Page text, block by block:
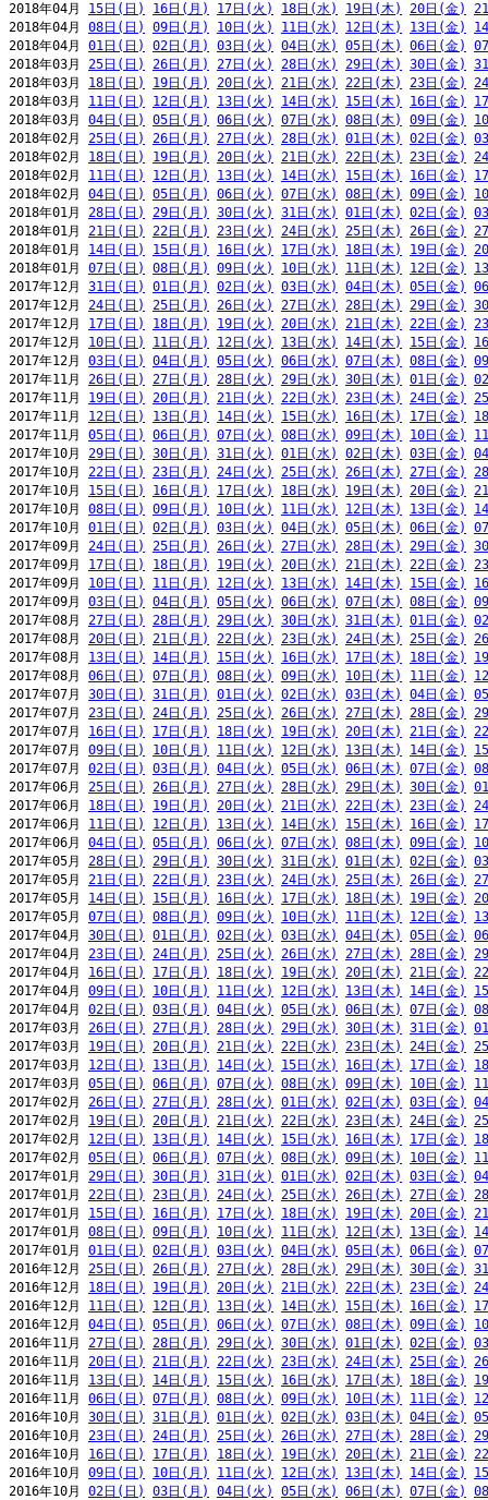
2018年04月 15日(日) 16日(月) 17日(火) 18日(水) 19日(木) 20日(金)
2018年04月 08日(日) 09日(月) 10日(火) 11日(水) 12日(木) 13日(金)
2018年04月 01日(日) 02日(月) 03日(火) 04日(水) 05日(木) 06日(金)
2018年03月 25日(日) 26日(月) 27日(火) 28日(水) 29日(木) 30日(金)
2018年03月 18日(日) 19日(月) 20日(火) 21日(水) 22日(木) 23日(金)
2018年03月 11日(日) 12日(月) 13日(火) 14日(水) 15日(木) 16日(金)
2018年03月 04日(日) 05日(月) 06日(火) 07日(水) 08日(木) 09日(金)
2018年02月 25日(日) 26日(月) 27日(火) 28日(水) 01日(木) 02日(金)
2018年02月 18日(日) 19日(月) 20日(火) 21日(水) 22日(木) 23日(金)
2018年02月 11日(日) 12日(月) 13日(火) 14日(水) 15日(木) 16日(金)
2018年02月 04日(日) 05日(月) 06日(火) 07日(水) 08日(木) 09日(金)
2018年01月 28日(日) 29日(月) 30日(火) 31日(水) 01日(木) 02日(金)
2018年01月 21日(日) 22日(月) 23日(火) 24日(水) 25日(木) 26日(金)
2018年01月 14日(日) 15日(月) 16日(火) 17日(水) 18日(木) 19日(金)
2018年01月 07日(日) 08日(月) 09日(火) 10日(水) 11日(木) 12日(金)
2017年12月 31日(日) 01日(月) 02日(火) 03日(水) 04日(木) 05日(金)
2017年12月 24日(日) 25日(月) 26日(火) 27日(水) 28日(木) 29日(金)
2017年12月 17日(日) 18日(月) 19日(火) 20日(水) 21日(木) 22日(金)
2017年12月 10日(日) 11日(月) 12日(火) 13日(水) 14日(木) 15日(金)
2017年12月 03日(日) 04日(月) 05日(火) 06日(水) 07日(木) 08日(金)
2017年11月 26日(日) 27日(月) 28日(火) 29日(水) 30日(木) 01日(金)
2017年11月 19日(日) 20日(月) 21日(火) 22日(水) 23日(木) 24日(金)
2017年11月 12日(日) 13日(月) 14日(火) 15日(水) 16日(木) 17日(金)
2017年11月 05日(日) 06日(月) 07日(火) 08日(水) 09日(木) 10日(金)
2017年10月 29日(日) 30日(月) 31日(火) 01日(水) 02日(木) 03日(金)
2017年10月 22日(日) 23日(月) 24日(火) 25日(水) 26日(木) 27日(金)
2017年10月 15日(日) 16日(月) 17日(火) 18日(水) 19日(木) 20日(金)
2017年10月 08日(日) 09日(月) 10日(火) 11日(水) 12日(木) 13日(金)
2017年10月 01日(日) 02日(月) 03日(火) 04日(水) 05日(木) 06日(金)
2017年09月 24日(日) 25日(月) 26日(火) 27日(水) 28日(木) 29日(金)
2017年09月 17日(日) 18日(月) 19日(火) 20日(水) 21日(木) 22日(金)
2017年09月 10日(日) 11日(月) 12日(火) 13日(水) 14日(木) 15日(金)
2017年09月 03日(日) 04日(月) 05日(火) 06日(水) 07日(木) 08日(金)
2017年08月 27日(日) 28日(月) 29日(火) 30日(水) 31日(木) 01日(金)
2017年08月 20日(日) 21日(月) 22日(火) 23日(水) 24日(木) 25日(金)
2017年08月 13日(日) 14日(月) 15日(火) 16日(水) 17日(木) 18日(金)
2017年08月 06日(日) 07日(月) 08日(火) 09日(水) 10日(木) 11日(金)
2017年07月 30日(日) 31日(月) 01日(火) 02日(水) 03日(木) 04日(金)
2017年07月 23日(日) 24日(月) 25日(火) 26日(水) 27日(木) 28日(金)
2017年07月 16日(日) 17日(月) 18日(火) 19日(水) 20日(木) 21日(金)
2017年07月 09日(日) 10日(月) 11日(火) 12日(水) 13日(木) 14日(金)
2017年07月 02日(日) 03日(月) 04日(火) 05日(水) 06日(木) 07日(金)
2017年06月 25日(日) 26日(月) 27日(火) 28日(水) 29日(木) 30日(金)
2017年06月 18日(日) 19日(月) 20日(火) 21日(水) 22日(木) 23日(金)
2017年06月 11日(日) 12日(月) 13日(火) 14日(水) 15日(木) 16日(金)
2017年06月 04日(日) 05日(月) 06日(火) 07日(水) 08日(木) 09日(金)
2017年05月 28日(日) 29日(月) 30日(火) 31日(水) 01日(木) 02日(金)
2017年05月 21日(日) 22日(月) 23日(火) 24日(水) 25日(木) 26日(金)
2017年05月 14日(日) 15日(月) 16日(火) 17日(水) 18日(木) 19日(金)
2017年05月 07日(日) 08日(月) 09日(火) 10日(水) 11日(木) 12日(金)
2017年04月 30日(日) 01日(月) 02日(火) 03日(水) 04日(木) 05日(金)
2017年04月 23日(日) 24日(月) 25日(火) 26日(水) 27日(木) 28日(金)
2017年04月 16日(日) 17日(月) 18日(火) 19日(水) 20日(木) 21日(金)
2017年04月 09日(日) 10日(月) 11日(火) 12日(水) 13日(木) 14日(金)
2017年04月 02日(日) 03日(月) 04日(火) 05日(水) 06日(木) 07日(金)
2017年03月 26日(日) 27日(月) 28日(火) 29日(水) 30日(木) 31日(金)
2017年03月 19日(日) 20日(月) 21日(火) 22日(水) 23日(木) 24日(金)
2017年03月 12日(日) 13日(月) 14日(火) 15日(水) 16日(木) 17日(金)
2017年03月 05日(日) 06日(月) 07日(火) 08日(水) 09日(木) 10日(金)
2017年02月 26日(日) 27日(月) 28日(火) 01日(水) 02日(木) 03日(金)
2017年02月 19日(日) 20日(月) 21日(火) 22日(水) 23日(木) 24日(金)
2017年02月 12日(日) 13日(月) 14日(火) 15日(水) 16日(木) 17日(金)
2017年02月 05日(日) 06日(月) 07日(火) 08日(水) 09日(木) 10日(金)
2017年01月 29日(日) 30日(月) 31日(火) 01日(水) 02日(木) 03日(金)
2017年01月 22日(日) 23日(月) 24日(火) 25日(水) 26日(木) 27日(金)
2017年01月 15日(日) 16日(月) 17日(火) 18日(水) 19日(木) 20日(金)
2017年01月 08日(日) 09日(月) 10日(火) 11日(水) 12日(木) 13日(金)
2017年01月 01日(日) 02日(月) 03日(火) 04日(水) 05日(木) 06日(金)
2016年12月 25日(日) 26日(月) 27日(火) 28日(水) 29日(木) 30日(金)
2016年12月 18日(日) 19日(月) 20日(火) 21日(水) 22日(木) 23日(金)
2016年12月 11日(日) 12日(月) 13日(火) 14日(水) 15日(木) 16日(金)
2016年12月 04日(日) 05日(月) 06日(火) 07日(水) 08日(木) 09日(金)
2016年11月 27日(日) 28日(月) 29日(火) 30日(水) 01日(木) 02日(金)
2016年11月 20日(日) 21日(月) 22日(火) 23日(水) 24日(木) 25日(金)
2016年11月 13日(日) 14日(月) 15日(火) 16日(水) 17日(木) 18日(金)
2016年11月 06日(日) 07日(月) 08日(火) 09日(水) 10日(木) 11日(金)
2016年10月 30日(日) 31日(月) 01日(火) 02日(水) 03日(木) 04日(金)
2016年10月 23日(日) 24日(月) 25日(火) 26日(水) 27日(木) 28日(金)
2016年10月 16日(日) 17日(月) 18日(火) 19日(水) 20日(木) 21日(金)
2016年10月 09日(日) 10日(月) 11日(火) 12日(水) 13日(木) 14日(金)
2016年10月 02日(日) 03日(月) 04日(火) 05日(水) 06日(木) 07日(金)